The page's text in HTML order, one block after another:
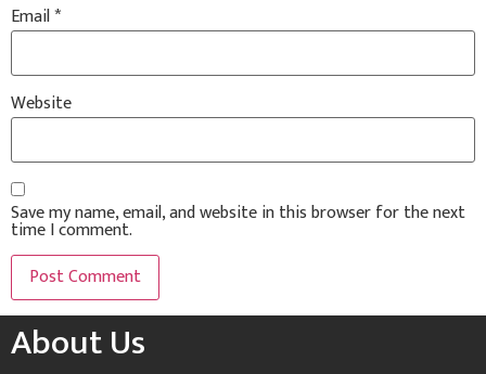
Email*
Website
Save my name, email, and website in this browser for the next
time I comment.
About Us